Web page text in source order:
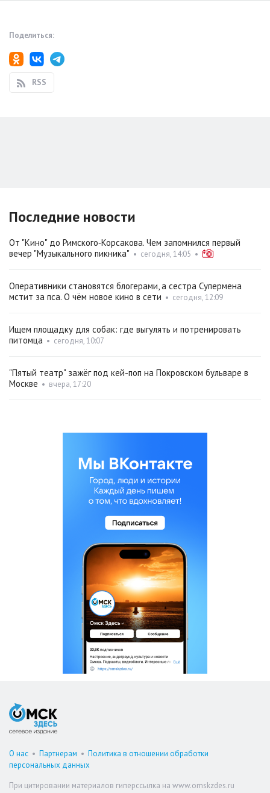
Поделиться:
RSS
Последние новости
От "Кино" до Римского‑Корсакова. Чем запомнился первый
вечер "Музыкального пикника" • сегодня, 14:05 •
Оперативники становятся блогерами, а сестра Супермена
мстит за пса. О чём новое кино в сети • сегодня, 12:09
Ищем площадку для собак: где выгулять и потренировать
питомца • сегодня, 10:07
"Пятый театр" зажёг под кей-поп на Покровском бульваре в
Москве • вчера, 17:20
О нас • Партнерам • Политика в отношении обработки
персональных данных
При цитировании материалов гиперссылка на www.omskzdes.ru